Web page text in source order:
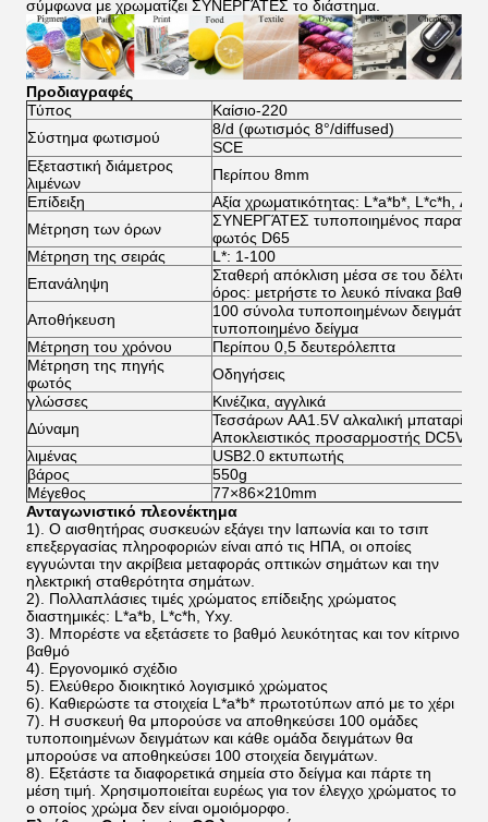
σύμφωνα με χρωματίζει ΣΥΝΕΡΓΆΤΕΣ το διάστημα.
Προδιαγραφές
Τύπος
Καίσιο-220
Σύστημα φωτισμού
8/d (φωτισμός 8°/diffused)
SCE
Εξεταστική διάμετρος
λιμένων
Περίπου 8mm
Επίδειξη
Αξία χρωματικότητας: L*a*b*, L*c*h,
Μέτρηση των όρων
ΣΥΝΕΡΓΆΤΕΣ τυποποιημένος
φωτός D65
Μέτρηση της σειράς
L*: 1-100
Επανάληψη
Σταθερή απόκλιση μέσα σε του δέλτα
όρος: μετρήστε το λευκό πίνακα
Αποθήκευση
100 σύνολα τυποποιημένων
τυποποιημένο δείγμα
Μέτρηση του χρόνου
Περίπου 0,5 δευτερόλεπτα
Μέτρηση της πηγής
φωτός
Οδηγήσεις
γλώσσες
Κινέζικα, αγγλικά
Δύναμη
Τεσσάρων AA1.5V αλκαλική μπαταρία ή
Αποκλειστικός προσαρμοστής DC5V
λιμένας
USB2.0 εκτυπωτής
βάρος
550g
Μέγεθος
77×86×210mm
Ανταγωνιστικό πλεονέκτημα
1). Ο αισθητήρας συσκευών εξάγει την Ιαπωνία και το τσιπ
επεξεργασίας πληροφοριών είναι από τις ΗΠΑ, οι οποίες
εγγυώνται την ακρίβεια μεταφοράς οπτικών σημάτων και την
ηλεκτρική σταθερότητα σημάτων.
2). Πολλαπλάσιες τιμές χρώματος επίδειξης χρώματος
διαστημικές: L*a*b, L*c*h, Yxy.
3). Μπορέστε να εξετάσετε το βαθμό λευκότητας και τον κίτρινο
βαθμό
4). Εργονομικό σχέδιο
5). Ελεύθερο διοικητικό λογισμικό χρώματος
6). Καθιερώστε τα στοιχεία L*a*b* πρωτοτύπων από με το χέρι
7). Η συσκευή θα μπορούσε να αποθηκεύσει 100 ομάδες
τυποποιημένων δειγμάτων και κάθε ομάδα δειγμάτων θα
μπορούσε να αποθηκεύσει 100 στοιχεία δειγμάτων.
8). Εξετάστε τα διαφορετικά σημεία στο δείγμα και πάρτε τη
μέση τιμή. Χρησιμοποιείται ευρέως για τον έλεγχο χρώματος το
ο οποίος χρώμα δεν είναι ομοιόμορφο.